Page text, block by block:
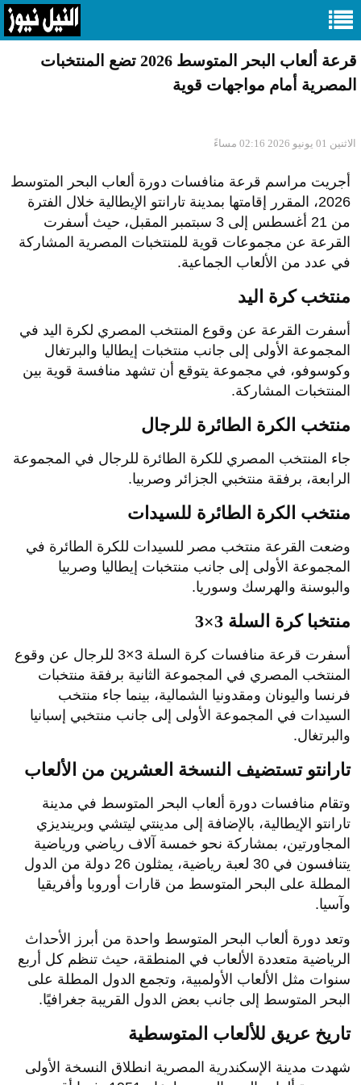
قرعة ألعاب البحر المتوسط 2026 تضع المنتخبات
المصرية أمام مواجهات قوية
الاثنين 01 يونيو 2026 02:16 مساءً
أجريت مراسم قرعة منافسات دورة ألعاب البحر المتوسط
2026، المقرر إقامتها بمدينة تارانتو الإيطالية خلال الفترة
من 21 أغسطس إلى 3 سبتمبر المقبل، حيث أسفرت
القرعة عن مجموعات قوية للمنتخبات المصرية المشاركة
في عدد من الألعاب الجماعية.
منتخب كرة اليد
أسفرت القرعة عن وقوع المنتخب المصري لكرة اليد في
المجموعة الأولى إلى جانب منتخبات إيطاليا والبرتغال
وكوسوفو، في مجموعة يتوقع أن تشهد منافسة قوية بين
المنتخبات المشاركة.
منتخب الكرة الطائرة للرجال
جاء المنتخب المصري للكرة الطائرة للرجال في المجموعة
الرابعة، برفقة منتخبي الجزائر وصربيا.
منتخب الكرة الطائرة للسيدات
وضعت القرعة منتخب مصر للسيدات للكرة الطائرة في
المجموعة الأولى إلى جانب منتخبات إيطاليا وصربيا
والبوسنة والهرسك وسوريا.
منتخبا كرة السلة 3×3
أسفرت قرعة منافسات كرة السلة 3×3 للرجال عن وقوع
المنتخب المصري في المجموعة الثانية برفقة منتخبات
فرنسا واليونان ومقدونيا الشمالية، بينما جاء منتخب
السيدات في المجموعة الأولى إلى جانب منتخبي إسبانيا
والبرتغال.
تارانتو تستضيف النسخة العشرين من الألعاب
وتقام منافسات دورة ألعاب البحر المتوسط في مدينة
تارانتو الإيطالية، بالإضافة إلى مدينتي ليتشي وبرينديزي
المجاورتين، بمشاركة نحو خمسة آلاف رياضي ورياضية
يتنافسون في 30 لعبة رياضية، يمثلون 26 دولة من الدول
المطلة على البحر المتوسط من قارات أوروبا وأفريقيا
وآسيا.
وتعد دورة ألعاب البحر المتوسط واحدة من أبرز الأحداث
الرياضية متعددة الألعاب في المنطقة، حيث تنظم كل أربع
سنوات مثل الألعاب الأولمبية، وتجمع الدول المطلة على
البحر المتوسط إلى جانب بعض الدول القريبة جغرافيًا.
تاريخ عريق للألعاب المتوسطية
شهدت مدينة الإسكندرية المصرية انطلاق النسخة الأولى